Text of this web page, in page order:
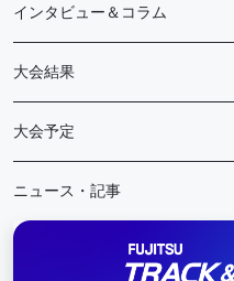
インタビュー＆コラム
大会結果
大会予定
ニュース・記事